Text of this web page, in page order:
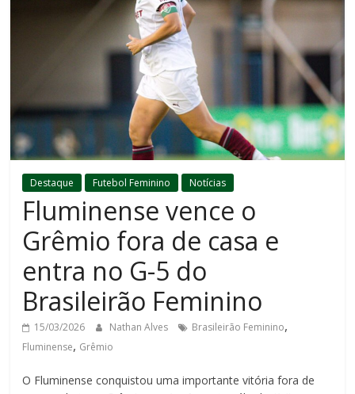
Destaque Futebol Feminino Notícias
Fluminense vence o
Grêmio fora de casa e
entra no G-5 do
Brasileirão Feminino
15/03/2026 Nathan Alves Brasileirão Feminino,
Fluminense, Grêmio
O Fluminense conquistou uma importante vitória fora de